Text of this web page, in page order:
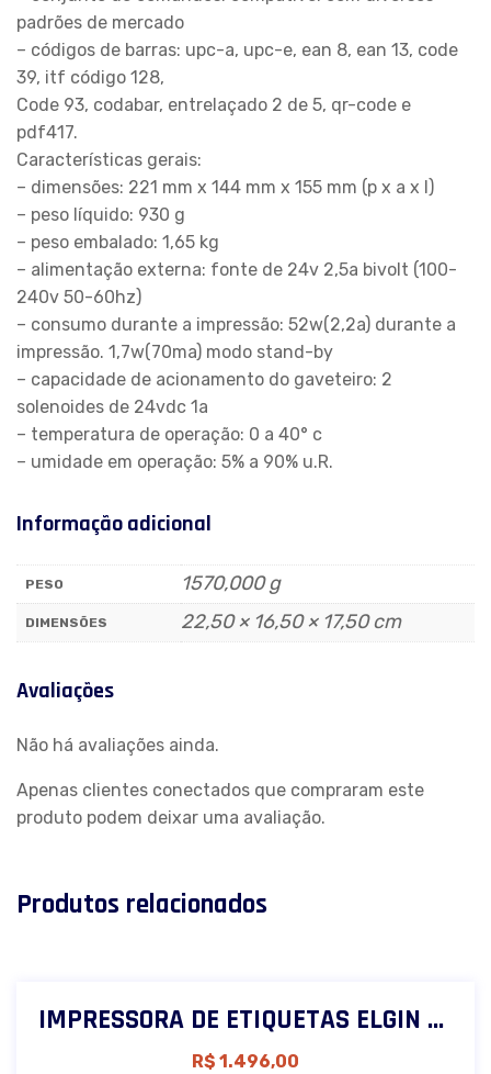
padrões de mercado
– códigos de barras: upc-a, upc-e, ean 8, ean 13, code
39, itf código 128,
Code 93, codabar, entrelaçado 2 de 5, qr-code e
pdf417.
Características gerais:
– dimensões: 221 mm x 144 mm x 155 mm (p x a x l)
– peso líquido: 930 g
– peso embalado: 1,65 kg
– alimentação externa: fonte de 24v 2,5a bivolt (100-
240v 50-60hz)
– consumo durante a impressão: 52w(2,2a) durante a
impressão. 1,7w(70ma) modo stand-by
– capacidade de acionamento do gaveteiro: 2
solenoides de 24vdc 1a
– temperatura de operação: 0 a 40° c
– umidade em operação: 5% a 90% u.R.
Informação adicional
PESO 1570,000 g
DIMENSÕES 22,50 × 16,50 × 17,50 cm
Avaliações
Não há avaliações ainda.
Apenas clientes conectados que compraram este
produto podem deixar uma avaliação.
Produtos relacionados
IMPRESSORA DE ETIQUETAS ELGIN L42 PRO USB
R$ 1.496,00